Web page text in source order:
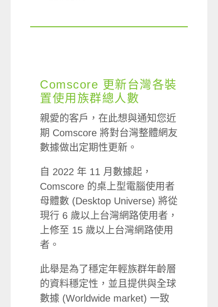
Comscore 更新台灣各裝
置使用族群總人數
親愛的客戶，在此想與通知您近
期 Comscore 將對台灣整體網友
數據做出定期性更新。
自 2022 年 11 月數據起，
Comscore 的桌上型電腦使用者
母體數 (Desktop Universe) 將從
現行 6 歲以上台灣網路使用者，
上修至 15 歲以上台灣網路使用
者。
此舉是為了穩定年輕族群年齡層
的資料穩定性，並且提供與全球
數據 (Worldwide market) 一致